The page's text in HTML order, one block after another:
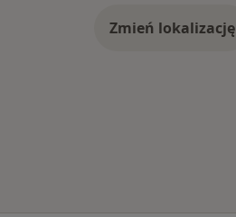
Zmień lokalizację